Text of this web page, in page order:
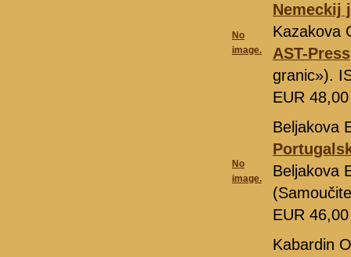
No
image.
Nemeckij
Kazakova
AST-Press
granic»).
EUR
No
image.
Beljakova
Beljakova
EUR
Kabardin